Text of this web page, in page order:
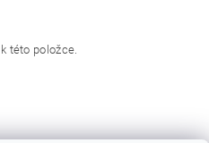
této položce.